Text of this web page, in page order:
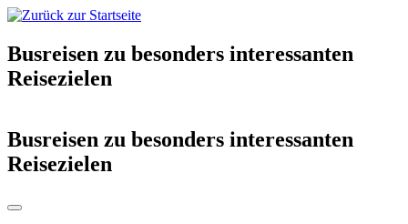
Busreisen zu besonders interessanten
Reisezielen
Busreisen zu besonders interessanten
Reisezielen